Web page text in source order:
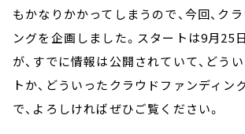
もかなりかかってしまうので、今回、ク
ングを企画しました。スタートは9月25
が、すでに情報は公開されていて、どう
トか、どういったクラウドファンディン
で、よろしければぜひご覧ください。